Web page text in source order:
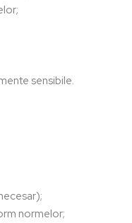
sensibile.
normelor;